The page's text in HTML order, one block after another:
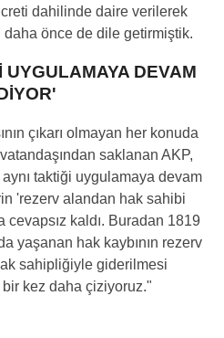
dahilinde daire verilerek
daha önce de dile getirmiştik.
DEVAM
çıkarı olmayan her konuda
saklanan AKP,
taktiği uygulamaya devam
'rezerv alandan hak sahibi
cevapsız kaldı. Buradan 1819
yaşanan hak kaybının rezerv
sahipliğiyle giderilmesi
bir kez daha çiziyoruz."